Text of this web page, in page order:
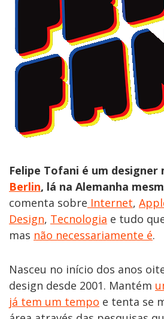
Felipe Tofani é um designer
Berlin, lá na Alemanha
comenta sobre Internet,
Design, Tecnologia e tudo
mas não necessariamente é.
Nasceu no início dos anos
design desde 2001. Mantém
já tem um tempo e tenta se